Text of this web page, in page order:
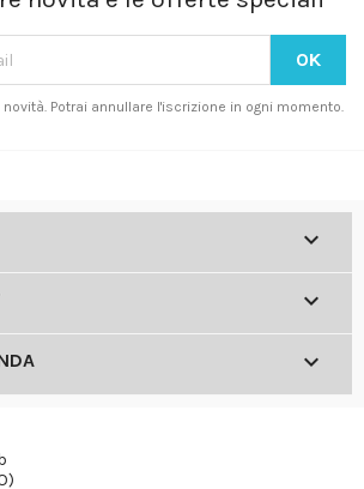
Potrai annullare l'iscrizione in ogni momento.


